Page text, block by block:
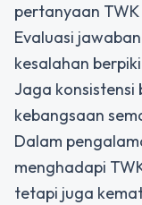
pertanyaan TWK
Evaluasi
kesalahan
Jaga
kebangsaan
Dalam
menghadapi
tetapi juga